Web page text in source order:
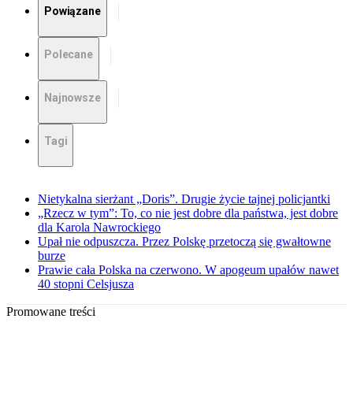
Powiązane
Polecane
Najnowsze
Tagi
Nietykalna sierżant „Doris”. Drugie życie tajnej policjantki
„Rzecz w tym”: To, co nie jest dobre dla państwa, jest dobre
dla Karola Nawrockiego
Upał nie odpuszcza. Przez Polskę przetoczą się gwałtowne
burze
Prawie cała Polska na czerwono. W apogeum upałów nawet
40 stopni Celsjusza
Promowane treści